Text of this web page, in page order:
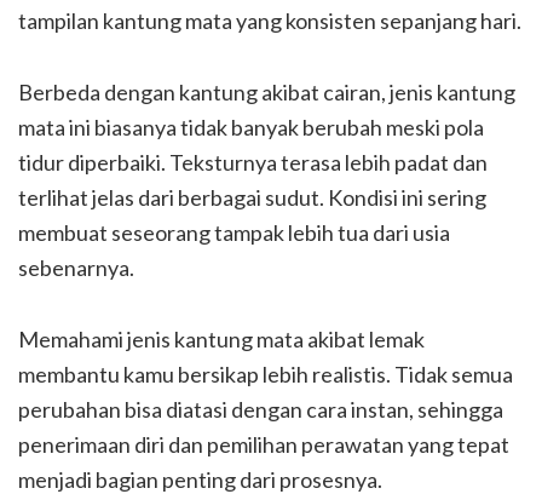
tampilan kantung mata yang konsisten sepanjang hari.
Berbeda dengan kantung akibat cairan, jenis kantung
mata ini biasanya tidak banyak berubah meski pola
tidur diperbaiki. Teksturnya terasa lebih padat dan
terlihat jelas dari berbagai sudut. Kondisi ini sering
membuat seseorang tampak lebih tua dari usia
sebenarnya.
Memahami jenis kantung mata akibat lemak
membantu kamu bersikap lebih realistis. Tidak semua
perubahan bisa diatasi dengan cara instan, sehingga
penerimaan diri dan pemilihan perawatan yang tepat
menjadi bagian penting dari prosesnya.